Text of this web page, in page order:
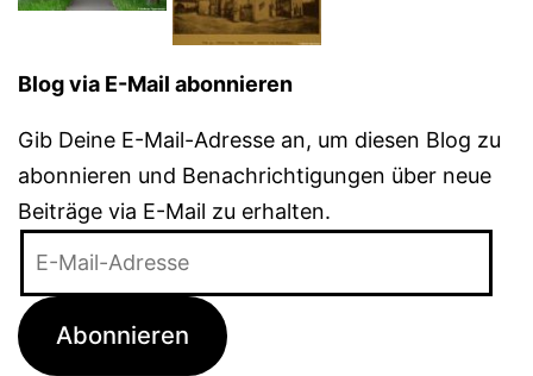
Blog via E-Mail abonnieren
Gib Deine E-Mail-Adresse an, um diesen Blog zu
abonnieren und Benachrichtigungen über neue
Beiträge via E-Mail zu erhalten.
Adresse
Abonnieren